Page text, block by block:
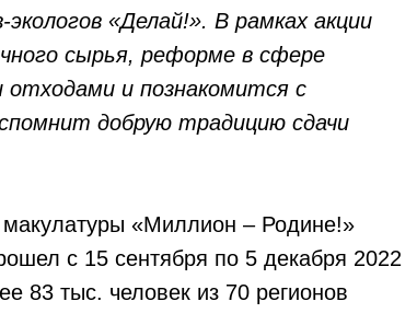
«Делай!». В рамках акции
сырья, реформе в сфере
и познакомится с
добрую традицию сдачи
макулатуры «Миллион – Родине!»
с 15 сентября по 5 декабря 2022
83 тыс. человек из 70 регионов